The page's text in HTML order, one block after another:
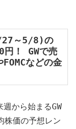
27～5/8)の
！ GWで売
などの金
から始まるGW
株価の予想レン